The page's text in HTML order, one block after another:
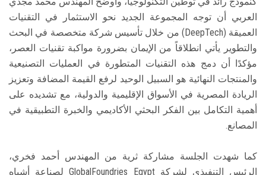
العربي أن توجه المجموعة الجديد نحو الاستثمار في التقنيات
العميقة (DeepTech) من خلال تأسيس شركة متخصصة في البحث
والتطوير يأتي انطلاقاً من الإيمان بضرورة مواكبة تقنيات العصر،
مؤكدًا أن دمج هذه التقنيات المتطورة في العمليات التصنيعية
والمنتجات النهائية هو السبيل الوحيد لرفع القيمة المضافة وتعزيز
الريادة المصرية في الأسواق الإقليمية والدولية، مع تشديده على
أهمية التكامل بين الفكر البحثي الأكاديمي والخبرة التطبيقية في
المصانع.
كما شهدت الجلسة مشاركة ثرية من المهندس أحمد فخري،
الرئيس التنفيذي لشركة GlobalFoundries Egypt لصناعة أشباه